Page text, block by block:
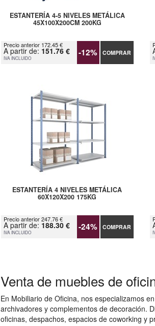
ESTANTERÍA 4-5 NIVELES METÁLICA
45X100X200CM 200KG
Precio anterior 172.45 €
A partir de: 151.76 €
IVA INCLUIDO -12% COMPRAR
ESTANTERÍA 4 NIVELES METÁLICA
60X120X200 175KG
Precio anterior 247.76 €
A partir de: 188.30 €
IVA INCLUIDO -24% COMPRAR
Venta de muebles de
En Mobiliario de Oficina, nos especializamos
archivadores y complementos de decoración.
oficinas, despachos, espacios de coworking y